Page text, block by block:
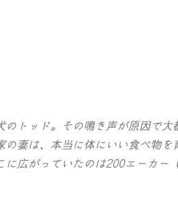
のトッド。その鳴き声が原因で
の妻は、本当に体にいい食べ物
に広がっていたのは200エーカー